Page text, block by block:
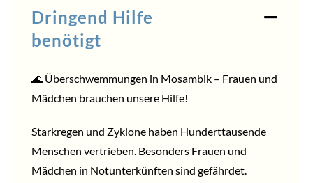
Dringend Hilfe
benötigt
🌊 Überschwemmungen in Mosambik – Frauen und
Mädchen brauchen unsere Hilfe!
Starkregen und Zyklone haben Hunderttausende
Menschen vertrieben. Besonders Frauen und
Mädchen in Notunterkünften sind gefährdet.